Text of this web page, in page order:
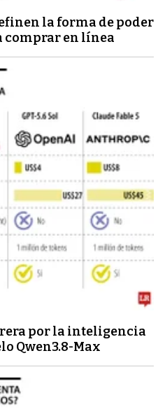
la forma de poder
comprar en línea
por la inteligencia
Qwen3.8-Max